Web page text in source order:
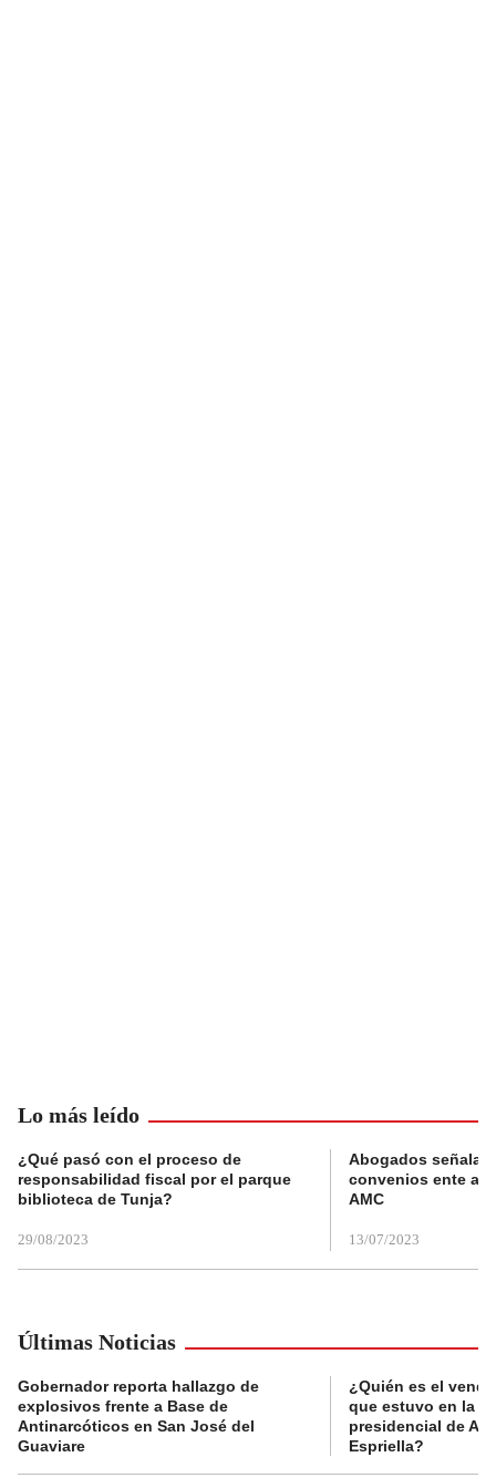
Lo más leído
¿Qué pasó con el proceso de
responsabilidad fiscal por el parque
biblioteca de Tunja?
29/08/2023
Abogados
convenios ente
AMC
13/07/2023
Últimas Noticias
Gobernador reporta hallazgo de
explosivos frente a Base de
Antinarcóticos en San José del
Guaviare
¿Quién es el
que estuvo en la
presidencial de
Espriella?